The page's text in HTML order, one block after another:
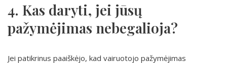
4. Kas daryti, jei jūsų
pažymėjimas nebegalioja?
Jei patikrinus paaiškėjo, kad vairuotojo pažymėjimas